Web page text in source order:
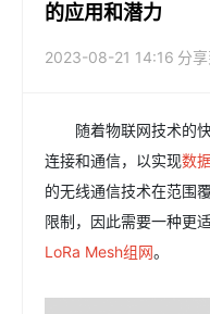
的应用和潜力
2023-08-21 14:16 分享
随着物联网技术的快
连接和通信，以实现数
的无线通信技术在范围
限制，因此需要一种更
LoRa Mesh组网。